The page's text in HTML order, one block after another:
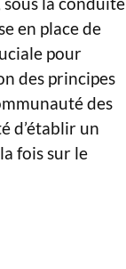
en place de
pour
des principes
des
d’établir un
fois sur le